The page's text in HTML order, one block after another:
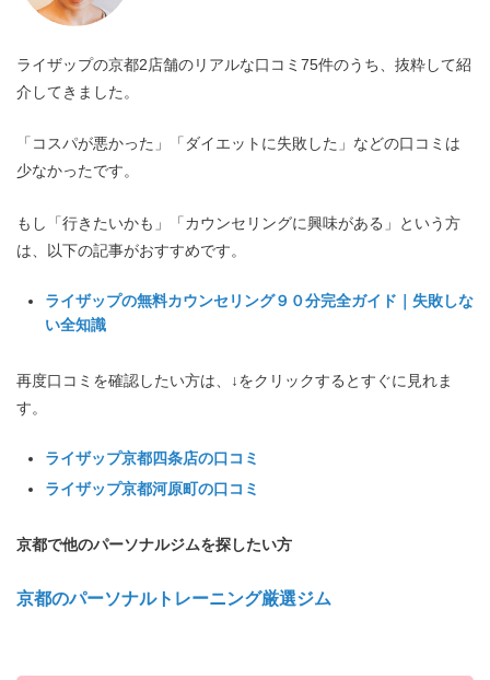
ライザップの京都2店舗のリアルな口コミ75件のうち、抜粋して紹
介してきました。
「コスパが悪かった」「ダイエットに失敗した」などの口コミは
少なかったです。
もし「行きたいかも」「カウンセリングに興味がある」という方
は、以下の記事がおすすめです。
ライザップの無料カウンセリング９０分完全ガイド｜失敗しな
い全知識
再度口コミを確認したい方は、↓をクリックするとすぐに見れま
す。
ライザップ京都四条店の口コミ
ライザップ京都河原町の口コミ
京都で他のパーソナルジムを探したい方
京都のパーソナルトレーニング厳選ジム